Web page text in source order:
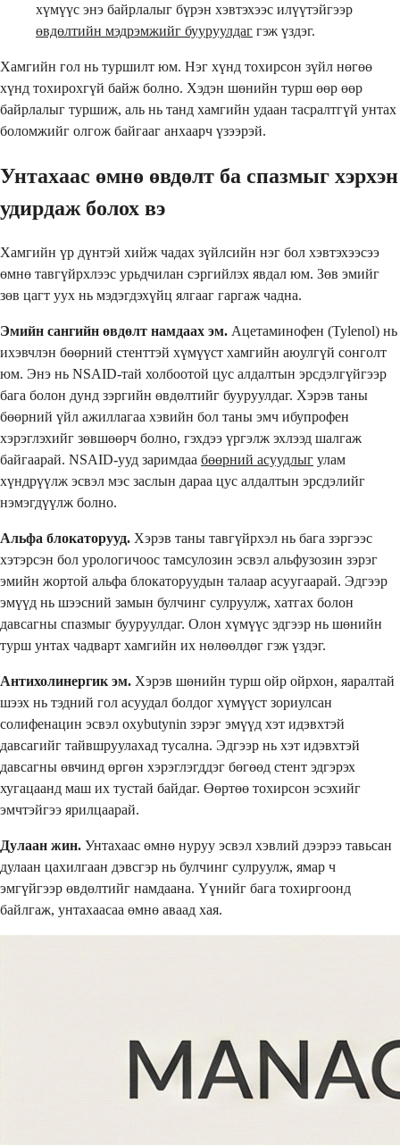
хүмүүс энэ байрлалыг бүрэн хэвтэхээс илүүтэйгээр
өвдөлтийн мэдрэмжийг бууруулдаг гэж үздэг.
Хамгийн гол нь туршилт юм. Нэг хүнд тохирсон зүйл нөгөө
хүнд тохирохгүй байж болно. Хэдэн шөнийн турш өөр өөр
байрлалыг туршиж, аль нь танд хамгийн удаан тасралтгүй унтах
боломжийг олгож байгааг анхаарч үзээрэй.
Унтахаас өмнө өвдөлт ба спазмыг хэрхэн
удирдаж болох вэ
Хамгийн үр дүнтэй хийж чадах зүйлсийн нэг бол хэвтэхээсээ
өмнө тавгүйрхлээс урьдчилан сэргийлэх явдал юм. Зөв эмийг
зөв цагт уух нь мэдэгдэхүйц ялгааг гаргаж чадна.
Эмийн сангийн өвдөлт намдаах эм. Ацетаминофен (Tylenol) нь
ихэвчлэн бөөрний стенттэй хүмүүст хамгийн аюулгүй сонголт
юм. Энэ нь NSAID-тай холбоотой цус алдалтын эрсдэлгүйгээр
бага болон дунд зэргийн өвдөлтийг бууруулдаг. Хэрэв таны
бөөрний үйл ажиллагаа хэвийн бол таны эмч ибупрофен
хэрэглэхийг зөвшөөрч болно, гэхдээ үргэлж эхлээд шалгаж
байгаарай. NSAID-ууд заримдаа бөөрний асуудлыг улам
хүндрүүлж эсвэл мэс заслын дараа цус алдалтын эрсдэлийг
нэмэгдүүлж болно.
Альфа блокаторууд. Хэрэв таны тавгүйрхэл нь бага зэргээс
хэтэрсэн бол урологичоос тамсулозин эсвэл альфузозин зэрэг
эмийн жортой альфа блокаторуудын талаар асуугаарай. Эдгээр
эмүүд нь шээсний замын булчинг сулруулж, хатгах болон
давсагны спазмыг бууруулдаг. Олон хүмүүс эдгээр нь шөнийн
турш унтах чадварт хамгийн их нөлөөлдөг гэж үздэг.
Антихолинергик эм. Хэрэв шөнийн турш ойр ойрхон, яаралтай
шээх нь тэдний гол асуудал болдог хүмүүст зориулсан
солифенацин эсвэл oxybutynin зэрэг эмүүд хэт идэвхтэй
давсагийг тайвшруулахад тусална. Эдгээр нь хэт идэвхтэй
давсагны өвчинд өргөн хэрэглэгддэг бөгөөд стент эдгэрэх
хугацаанд маш их тустай байдаг. Өөртөө тохирсон эсэхийг
эмчтэйгээ ярилцаарай.
Дулаан жин. Унтахаас өмнө нуруу эсвэл хэвлий дээрээ тавьсан
дулаан цахилгаан дэвсгэр нь булчинг сулруулж, ямар ч
эмгүйгээр өвдөлтийг намдаана. Үүнийг бага тохиргоонд
байлгаж, унтахаасаа өмнө аваад хая.